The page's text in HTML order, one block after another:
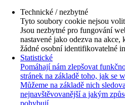
Technické / nezbytné
Tyto soubory cookie nejsou
Jsou nezbytné pro fungování
nastavené jako odezva na
žádné osobní identifikovatelné
Statistické
Pomáhají nám zlepšovat
stránek na základě toho, jak se
Můžeme na základě nich
nejnavštěvovanější a jakým
pohybují.